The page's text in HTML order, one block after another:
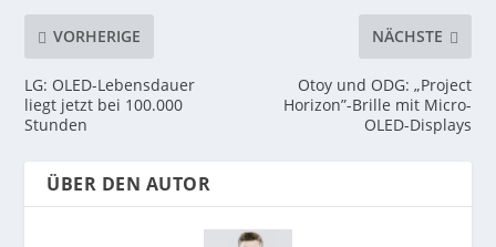
VORHERIGE
LG: OLED-Lebensdauer
liegt jetzt bei 100.000
Stunden
NÄCHSTE
Otoy und ODG: „Project
Horizon”-Brille mit Micro-
OLED-Displays
ÜBER DEN AUTOR